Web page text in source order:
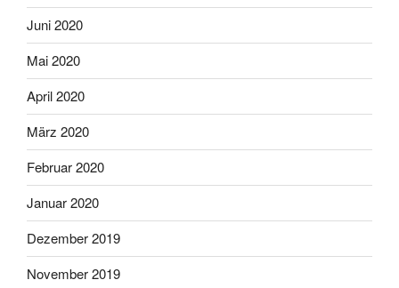
Juni 2020
Mai 2020
April 2020
März 2020
Februar 2020
Januar 2020
Dezember 2019
November 2019